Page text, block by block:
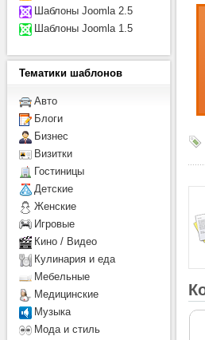
Шаблоны Joomla 2.5
Шаблоны Joomla 1.5
Тематики шаблонов
Авто
Блоги
Бизнес
Визитки
Гостиницы
Детcкие
Женские
Игровые
Кино / Видео
Кулинария и еда
Мебельные
Медицинские
Музыка
Мода и стиль